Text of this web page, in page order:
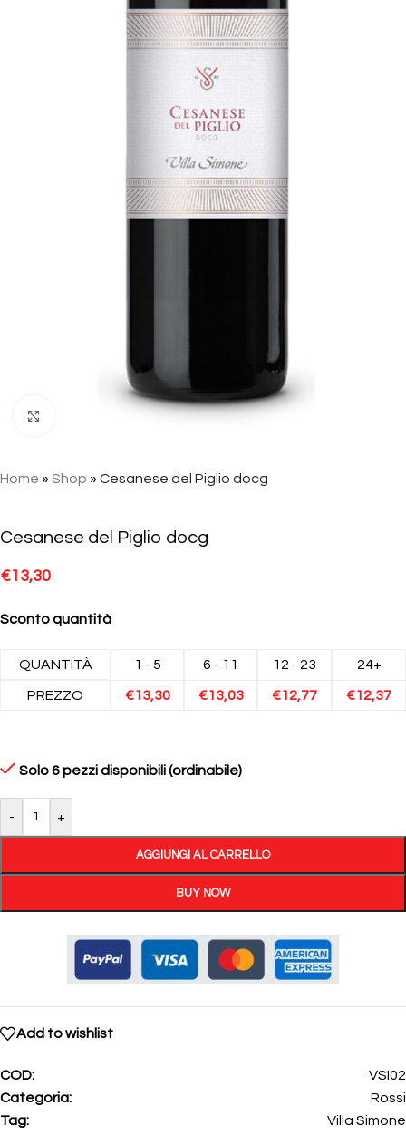
Home » Shop » Cesanese del Piglio docg
Cesanese del Piglio docg
€13,30
Sconto quantità
QUANTITÀ 1 - 5 6 - 11 12 - 23 24+
PREZZO €13,30 €13,03 €12,77 €12,37
Solo 6 pezzi disponibili (ordinabile)
- +
AGGIUNGI AL CARRELLO
BUY NOW
Add to wishlist
COD:
VSI02
Categoria:
Rossi
Tag:
Villa Simone